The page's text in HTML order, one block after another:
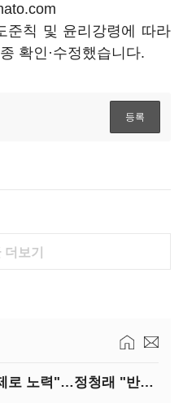
준칙 및 윤리강령에 따라
확인·수정했습니다.
더보기
김민석 "경선갈등 완전 제로 노력"…정청래 "반명 공세 사과부터"